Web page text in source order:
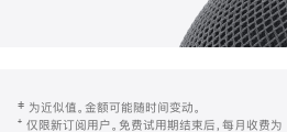
页
注
‡ 为近似值。金额可能随时间变动。
⁺ 仅限新订阅用户。免费试用期结束后，每月收费